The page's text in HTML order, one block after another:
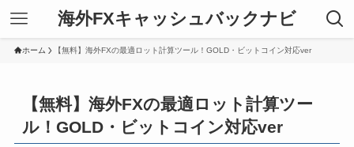
海外FXキャッシュバックナビ
ホーム 【無料】海外FXの最適ロット計算ツール！GOLD・ビットコイン対応ver
【無料】海外FXの最適ロット計算ツー
ル！GOLD・ビットコイン対応ver